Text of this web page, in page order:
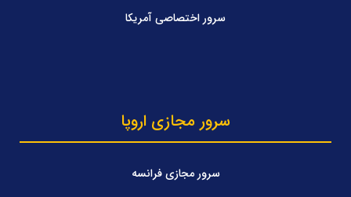
سرور اختصاصی آمریکا
سرور مجازی اروپا
سرور مجازی فرانسه